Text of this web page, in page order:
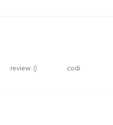
review () codi